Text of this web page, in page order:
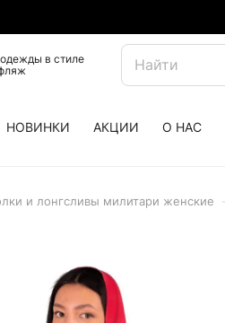
в стиле
НОВИНКИ АКЦИИ О НАС
и лонгсливы милитари женские